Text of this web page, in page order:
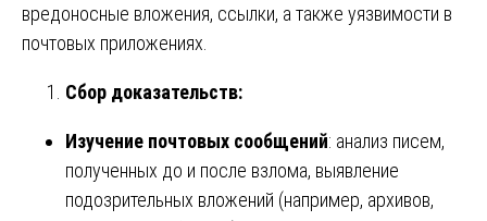
вредоносные вложения, ссылки, а также уязвимости в
почтовых приложениях.
Сбор доказательств:
Изучение почтовых сообщений: анализ писем,
полученных до и после взлома, выявление
подозрительных вложений (например, архивов,